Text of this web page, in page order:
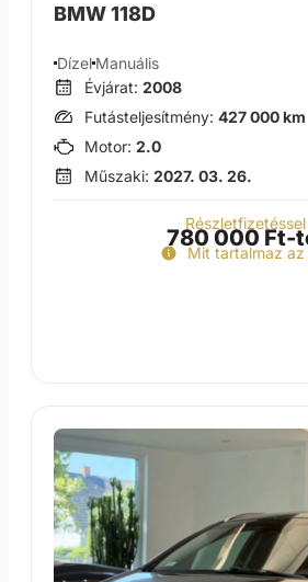
BMW 118D
Dízel Manuális
Évjárat: 2008
Futásteljesítmény: 427 000 km
Motor: 2.0
Műszaki: 2027. 03. 26.
Részletfizetéssel
780 000 Ft-
Mit tartalmaz az